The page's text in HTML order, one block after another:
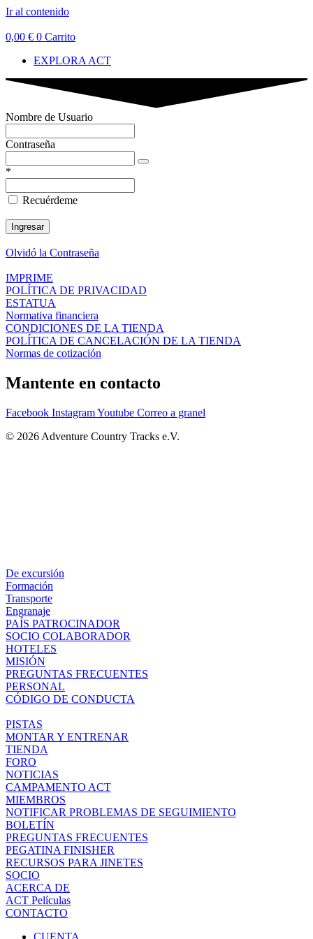
Ir al contenido
0,00 € 0 Carrito
EXPLORA ACT
Nombre de Usuario
Contraseña
*
Recuérdeme
Olvidó la Contraseña
IMPRIME
POLÍTICA DE PRIVACIDAD
ESTATUA
Normativa financiera
CONDICIONES DE LA TIENDA
POLÍTICA DE CANCELACIÓN DE LA TIENDA
Normas de cotización
Mantente en contacto
Facebook InstagramYoutube Correo a granel
© 2026 Adventure Country Tracks e.V.
De excursión
Formación
Transporte
Engranaje
PAÍS PATROCINADOR
SOCIO COLABORADOR
HOTELES
MISIÓN
PREGUNTAS FRECUENTES
PERSONAL
CÓDIGO DE CONDUCTA
PISTAS
MONTAR Y ENTRENAR
TIENDA
FORO
NOTICIAS
CAMPAMENTO ACT
MIEMBROS
NOTIFICAR PROBLEMAS DE SEGUIMIENTO
BOLETÍN
PREGUNTAS FRECUENTES
PEGATINA FINISHER
RECURSOS PARA JINETES
SOCIO
ACERCA DE
ACT Películas
CONTACTO
CUENTA